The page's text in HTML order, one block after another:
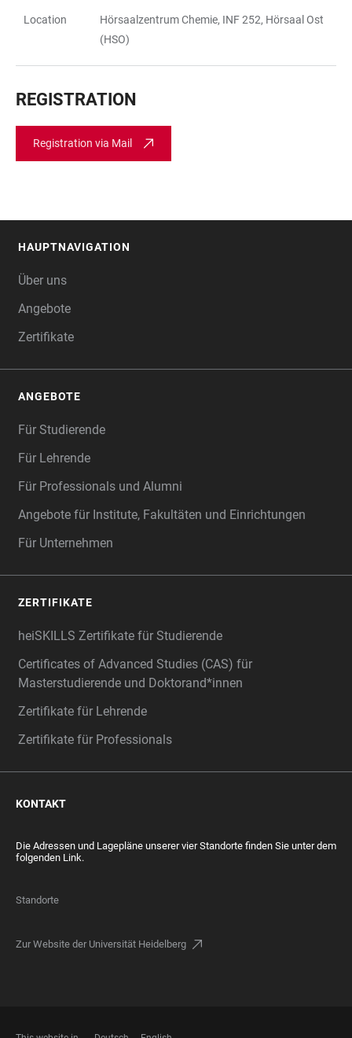
Location
Hörsaalzentrum Chemie, INF 252, Hörsaal Ost
(HSO)
REGISTRATION
Registration via Mail
HAUPTNAVIGATION
Über uns
Angebote
Zertifikate
ANGEBOTE
Für Studierende
Für Lehrende
Für Professionals und Alumni
Angebote für Institute, Fakultäten und Einrichtungen
Für Unternehmen
ZERTIFIKATE
heiSKILLS Zertifikate für Studierende
Certificates of Advanced Studies (CAS) für
Masterstudierende und Doktorand*innen
Zertifikate für Lehrende
Zertifikate für Professionals
KONTAKT
Die Adressen und Lagepläne unserer vier Standorte finden Sie unter dem
folgenden Link.
Standorte
Zur Website der Universität Heidelberg